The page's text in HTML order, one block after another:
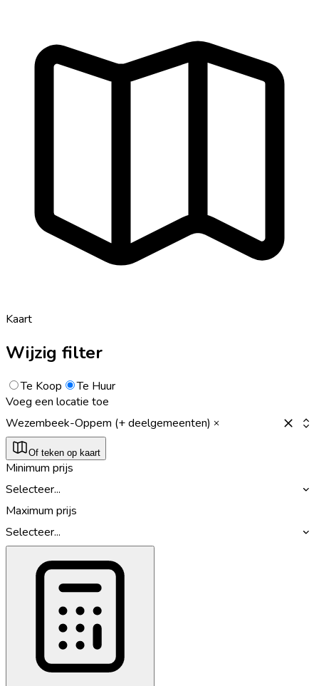
Kaart
Wijzig filter
Te Koop
Te Huur
Voeg een locatie toe
Wezembeek-Oppem (+ deelgemeenten)
Of teken op kaart
Minimum prijs
Selecteer...
Maximum prijs
Selecteer...